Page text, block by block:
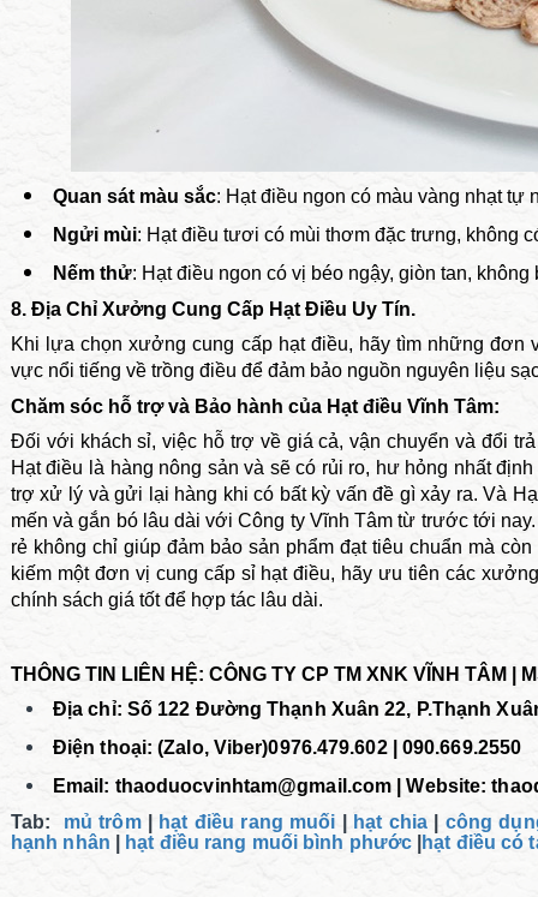
Quan sát màu sắc: Hạt điều ngon có màu vàng nhạt tự
Ngửi mùi: Hạt điều tươi có mùi thơm đặc trưng, không
Nếm thử: Hạt điều ngon có vị béo ngậy, giòn tan, không
8. Địa Chỉ Xưởng Cung Cấp Hạt Điều Uy Tín.
Khi lựa chọn xưởng cung cấp hạt điều, hãy tìm những
vực nổi tiếng về trồng điều để đảm bảo nguồn nguyên liệu
Chăm sóc hỗ trợ và Bảo hành của Hạt điều Vĩnh Tâm:
Đối với khách sỉ, việc hỗ trợ về giá cả, vận chuyển và đổi
Hạt điều là hàng nông sản và sẽ có rủi ro, hư hỏng nhất
trợ xử lý và gửi lại hàng khi có bất kỳ vấn đề gì xảy ra. Và
mến và gắn bó lâu dài với Công ty Vĩnh Tâm từ trước tới
rẻ không chỉ giúp đảm bảo sản phẩm đạt tiêu chuẩn mà
kiếm một đơn vị cung cấp sỉ hạt điều, hãy ưu tiên các
chính sách giá tốt để hợp tác lâu dài.
THÔNG TIN LIÊN HỆ: CÔNG TY CP TM XNK VĨNH TÂM |
Địa chỉ: Số 122 Đường Thạnh Xuân 22, P.Thạnh
Điện thoại: (Zalo, Viber)0976.479.602 | 090.669.2550
Email: thaoduocvinhtam@gmail.com | Website:
Tab: mủ trôm| hạt điều rang muối hạt chia
công
hạnh nhân
hạt điều rang muối bình phước hạt điều có